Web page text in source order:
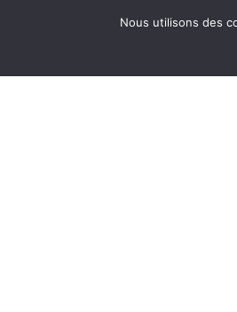
Nous utilisons des